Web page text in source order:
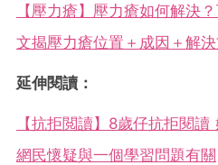
【壓力瘡】壓力瘡如何解決
文揭壓力瘡位置＋成因＋解
延伸閱讀：
【抗拒閲讀】8歲仔抗拒閱
網民懷疑與一個學習問題有關